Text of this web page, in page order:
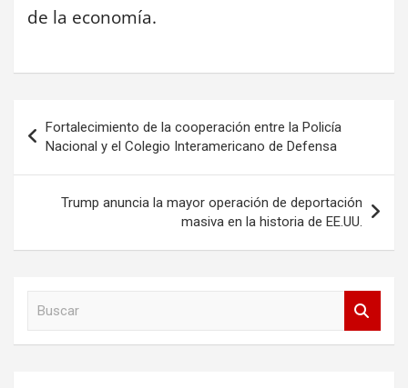
de la economía.
Navegación
de
entradas
Fortalecimiento de la cooperación entre la Policía
Nacional y el Colegio Interamericano de Defensa
Trump anuncia la mayor operación de deportación
masiva en la historia de EE.UU.